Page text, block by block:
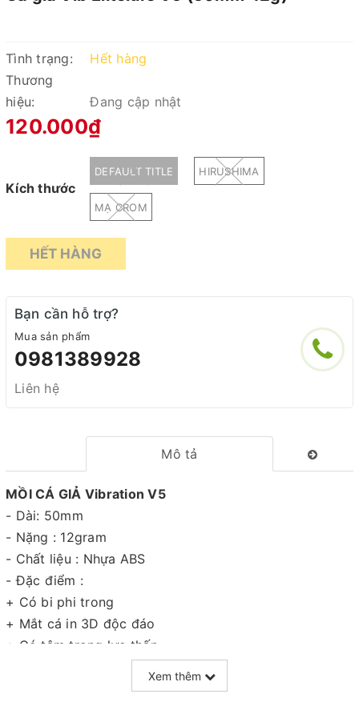
Tình trạng:
Hết hàng
Thương
hiệu:
Đang cập nhật
120.000₫
Kích thước
DEFAULT TITLE HIRUSHIMA
MẠ CROM
HẾT HÀNG
Bạn cần hỗ trợ?
Mua sản phẩm
0981389928
Liên hệ
Mô tả
MỒI CÁ GIẢ Vibration V5
- Dài: 50mm
- Nặng : 12gram
- Chất liệu : Nhựa ABS
- Đặc điểm :
+ Có bi phi trong
+ Mắt cá in 3D độc đáo
+ Có tâm trong lực thấp
Xem thêm